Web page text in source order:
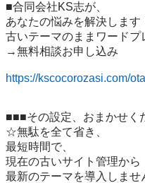
■合同会社KS志が、
あなたの悩みを解決します
古いテーマのままワードプ
→無料相談お申し込み
https://kscocorozasi.com/
■■■その設定、おまかせく
☆無駄を全て省き、
最短時間で、
現在の古いサイト管理から
最新のテーマを導入しませ